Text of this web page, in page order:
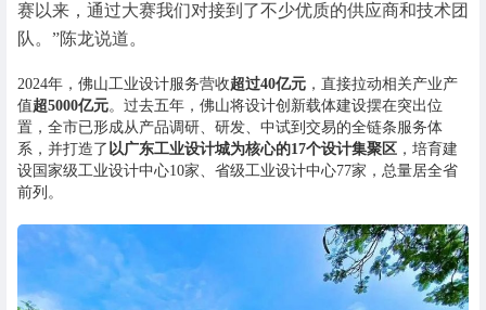
赛以来，通过大赛我们对接到了不少优质的供应商和技术团
队。”陈龙说道。
2024年，佛山工业设计服务营收超过40亿元 ，直接拉动相关产业产
值超5000亿元。过去五年，佛山将设计创新载体建设摆在突出位
置，全市已形成从产品调研、研发、中试到交易的全链条服务体
系，并打造了 以广东工业设计城为核心的17个设计集聚区 ，培育建
设国家级工业设计中心10家、省级工业设计中心77家，总量居全省
前列。